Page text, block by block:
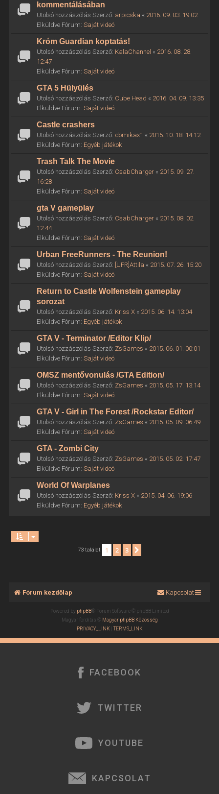
kommentálásában
Utolsó hozzászólás Szerző: arpicska « 2016. 09. 03. 19:02
Elküldve Fórum: Saját videó
Króm Guardian koptatás!
Utolsó hozzászólás Szerző: KalaChannel « 2016. 08. 28.
12:47
Elküldve Fórum: Saját videó
GTA 5 Hülyülés
Utolsó hozzászólás Szerző: Cube Head « 2016. 04. 09. 13:35
Elküldve Fórum: Saját videó
Castle crashers
Utolsó hozzászólás Szerző: domikax1 « 2015. 10. 18. 14:12
Elküldve Fórum: Egyéb játékok
Trash Talk The Movie
Utolsó hozzászólás Szerző: CsabCharger« 2015. 09. 27.
16:28
Elküldve Fórum: Saját videó
gta V gameplay
Utolsó hozzászólás Szerző: CsabCharger« 2015. 08. 02.
12:44
Elküldve Fórum: Saját videó
Urban FreeRunners - The Reunion!
Utolsó hozzászólás Szerző: [UFR]Attila « 2015. 07. 26. 15:20
Elküldve Fórum: Saját videó
Return to Castle Wolfenstein gameplay
sorozat
Utolsó hozzászólás Szerző: Kriss X« 2015. 06. 14. 13:04
Elküldve Fórum: Egyéb játékok
GTA V - Terminator /Editor Klip/
Utolsó hozzászólás Szerző: ZsGames « 2015. 06. 01. 00:01
Elküldve Fórum: Saját videó
OMSZ mentővonulás /GTA Edition/
Utolsó hozzászólás Szerző: ZsGames « 2015. 05. 17. 13:14
Elküldve Fórum: Saját videó
GTA V - Girl in The Forest /Rockstar Editor/
Utolsó hozzászólás Szerző: ZsGames « 2015. 05. 09. 06:49
Elküldve Fórum: Saját videó
GTA - Zombi City
Utolsó hozzászólás Szerző: ZsGames « 2015. 05. 02. 17:47
Elküldve Fórum: Saját videó
World Of Warplanes
Utolsó hozzászólás Szerző: Kriss X« 2015. 04. 06. 19:06
Elküldve Fórum: Egyéb játékok
73 találat 1 2 3
Fórum kezdőlap Kapcsolat
Powered by phpBB® Forum Software © phpBB Limited
Magyar fordítás ©
Magyar phpBB Közösség
PRIVACY_LINK| TERMS_LINK
FACEBOOK
TWITTER
YOUTUBE
KAPCSOLAT